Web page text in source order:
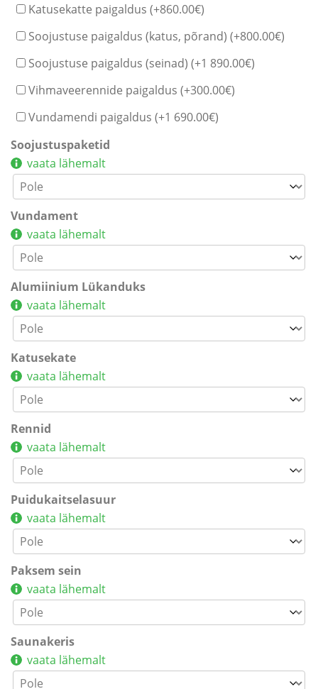
Katusekatte paigaldus (+860.00€)
Soojustuse paigaldus (katus, põrand) (+800.00€)
Soojustuse paigaldus (seinad) (+1 890.00€)
Vihmaveerennide paigaldus (+300.00€)
Vundamendi paigaldus (+1 690.00€)
Soojustuspaketid
vaata lähemalt
Vundament
vaata lähemalt
Alumiinium Lükanduks
vaata lähemalt
Katusekate
vaata lähemalt
Rennid
vaata lähemalt
Puidukaitselasuur
vaata lähemalt
Paksem sein
vaata lähemalt
Saunakeris
vaata lähemalt